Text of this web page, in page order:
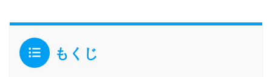
もくじ